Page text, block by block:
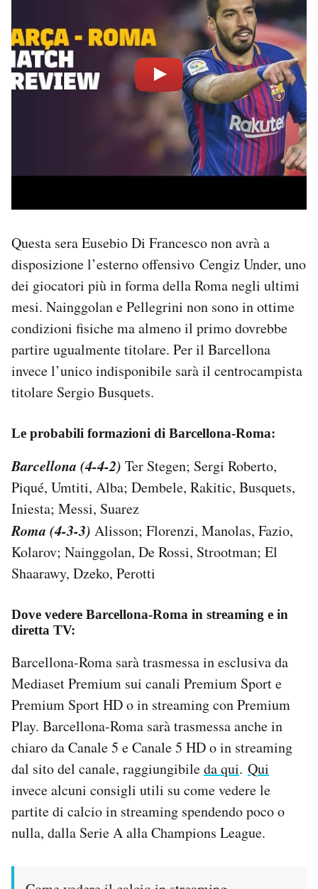
Questa sera Eusebio Di Francesco non avrà a
disposizione l’esterno offensivo Cengiz Under, uno
dei giocatori più in forma della Roma negli ultimi
mesi. Nainggolan e Pellegrini non sono in ottime
condizioni fisiche ma almeno il primo dovrebbe
partire ugualmente titolare. Per il Barcellona
invece l’unico indisponibile sarà il centrocampista
titolare Sergio Busquets.
Le probabili formazioni di Barcellona-Roma:
Barcellona (4-4-2) Ter Stegen; Sergi Roberto,
Piqué, Umtiti, Alba; Dembele, Rakitic, Busquets,
Iniesta; Messi, Suarez
Roma (4-3-3) Alisson; Florenzi, Manolas, Fazio,
Kolarov; Nainggolan, De Rossi, Strootman; El
Shaarawy, Dzeko, Perotti
Dove vedere Barcellona-Roma in streaming e in
diretta TV:
Barcellona-Roma sarà trasmessa in esclusiva da
Mediaset Premium sui canali Premium Sport e
Premium Sport HD o in streaming con Premium
Play. Barcellona-Roma sarà trasmessa anche in
chiaro da Canale 5 e Canale 5 HD o in streaming
dal sito del canale, raggiungibileda qui. Qui
invece alcuni consigli utili su come vedere le
partite di calcio in streaming spendendo poco o
nulla, dalla Serie A alla Champions League.